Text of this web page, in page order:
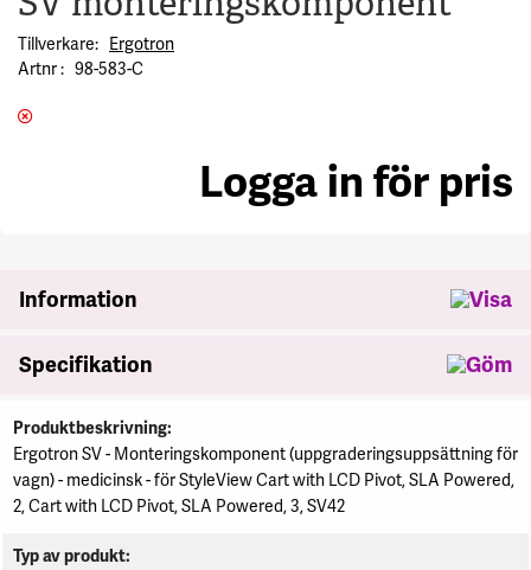
Tillverkare
Ergotron
Artnr
98-583-C
Logga in för pris
Information
Specifikation
Produktbeskrivning
Ergotron SV - Monteringskomponent (uppgraderingsuppsättning för
vagn) - medicinsk - för StyleView Cart with LCD Pivot, SLA Powered,
2, Cart with LCD Pivot, SLA Powered, 3, SV42
Typ av produkt